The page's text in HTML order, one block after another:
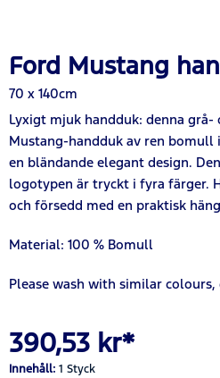
Ford Mustang
70 x 140cm
Lyxigt mjuk handduk: denna grå-
Mustang-handduk av ren
en bländande elegant design.
logotypen är tryckt i fyra färger.
och försedd med en praktisk
Material: 100 % Bomull
Please wash with similar colours,
390,53 kr*
Innehåll: 1 Styck